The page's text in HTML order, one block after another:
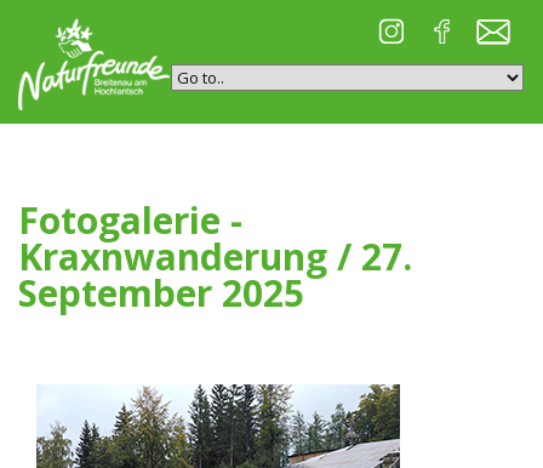
Fotogalerie -
Kraxnwanderung / 27.
September 2025